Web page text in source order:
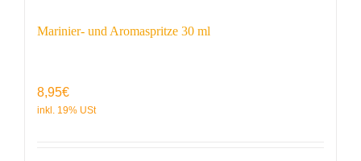
Marinier- und Aromaspritze 30 ml
8,95€